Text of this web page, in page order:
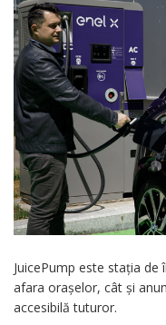
JuicePump este stația
afara orașelor, cât și
accesibilă tuturor.